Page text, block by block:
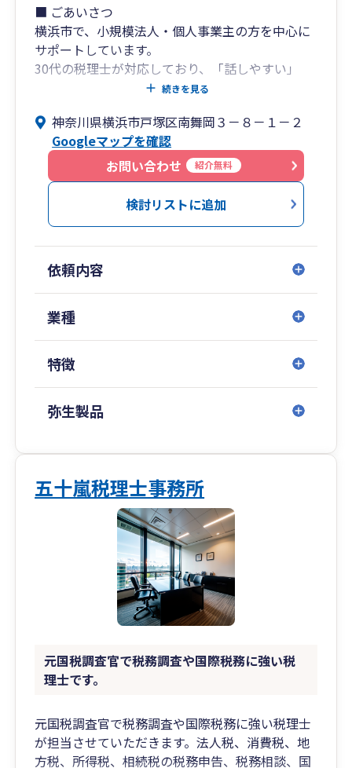
■ ごあいさつ
横浜市で、小規模法人・個人事業主の方を中心に
サポートしています。
30代の税理士が対応しており、「話しやすい」
「相談しやすい」と言っていただくことが多いで
創業期（年商1,000万円以下）から成長途中（年
商1億円以下）の事業者様からのご相談が多く、
数字に苦手意識のある経営者の方からもご相談い
ただいています。
■ 大切にしていること
ペースに合わせた関わり方を心がけています。
必要な場面では少し背中を押しながら、後ろから
支えるような形で伴走できたらと思っています。
クラウド会計やオンラインツールを活用し、負担
の少ないやり取りで進めています。
記帳代行にも対応しており、領収書や資料は写真
ご相談はオンラインでのやり取りを中心に進めて
います。
対面での打ち合わせも、ご希望に応じて対応して
■ こんな方に向いています
・税理士に気軽に相談できる関係性を求めている
・数字に苦手意識はあるが、少しずつ向き合って
・高圧的ではない、落ち着いて話せる相手を探し
ている
・オンライン中心で、手間のないやり取りを希望
■ サポート内容
続きを見る
神奈川県横浜市戸塚区南舞岡３－８－１－２
Googleマップを確認
お問い合わせ
紹介無料
検討リストに追加
依頼内容
業種
特徴
弥生製品
五十嵐税理士事務所
元国税調査官で税務調査や国際税務に強い税
理士です。
元国税調査官で税務調査や国際税務に強い税理士
が担当させていただきます。法人税、消費税、地
方税、所得税、相続税の税務申告、税務相談、国